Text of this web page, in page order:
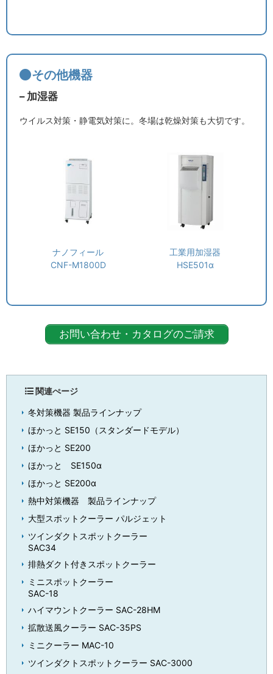
その他機器
– 加湿器
ウイルス対策・静電気対策に。冬場は乾燥対策も大切です。
ナノフィール
CNF-M1800D
工業用加湿器
HSE501α
お問い合わせ・カタログのご請求
関連ぺージ
冬対策機器 製品ラインナップ
ほかっと SE150（スタンダードモデル）
ほかっと SE200
ほかっと SE150α
ほかっと SE200α
熱中対策機器 製品ラインナップ
大型スポットクーラー パルジェット
ツインダクトスポットクーラー
SAC34
排熱ダクト付きスポットクーラー
ミニスポットクーラー
SAC-18
ハイマウントクーラー SAC-28HM
拡散送風クーラー SAC-35PS
ミニクーラー MAC-10
ツインダクトスポットクーラー SAC-3000